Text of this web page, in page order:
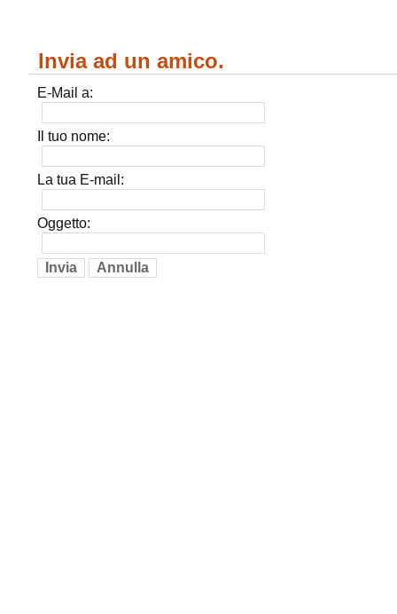
Invia ad un amico.
E-Mail a:
Il tuo nome:
La tua E-mail:
Oggetto:
Invia Annulla